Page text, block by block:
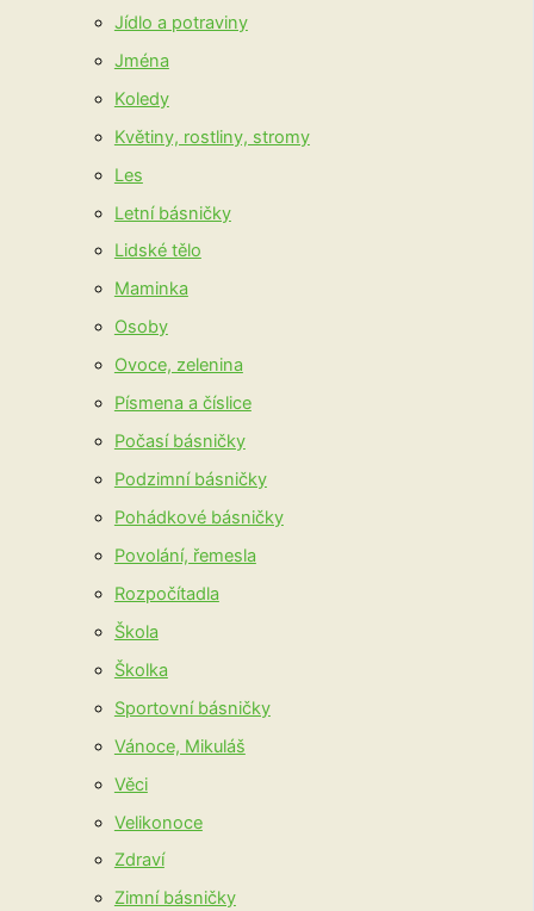
Jídlo a potraviny
Jména
Koledy
Květiny, rostliny, stromy
Les
Letní básničky
Lidské tělo
Maminka
Osoby
Ovoce, zelenina
Písmena a číslice
Počasí básničky
Podzimní básničky
Pohádkové básničky
Povolání, řemesla
Rozpočítadla
Škola
Školka
Sportovní básničky
Vánoce, Mikuláš
Věci
Velikonoce
Zdraví
Zimní básničky